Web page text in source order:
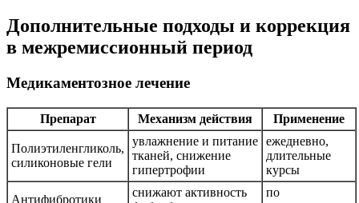
Дополнительные подходы и коррекция
в межремиссионный период
Медикаментозное лечение
Препарат Механизм действия Применение
Полиэтиленгликоль,
силиконовые гели
увлажнение и питание
тканей, снижение
гипертрофии
ежедневно,
длительные
курсы
Антифибротики
снижают активность
по